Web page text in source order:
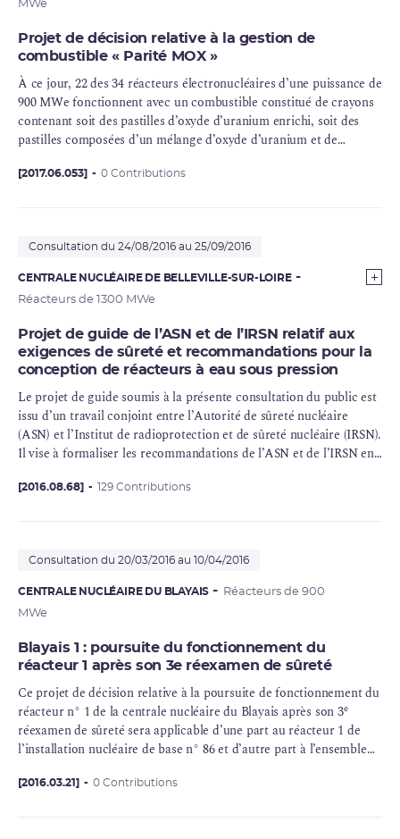
MWe
Projet de décision relative à la gestion de
combustible « Parité MOX »
À ce jour, 22 des 34 réacteurs électronucléaires d’une puissance de
900 MWe fonctionnent avec un combustible constitué de crayons
contenant soit des pastilles d’oxyde d’uranium enrichi, soit des
pastilles composées d’un mélange d’oxyde d’uranium et de
[2017.06.053] 0 Contributions
Consultation du 24/08/2016 au 25/09/2016
CENTRALE NUCLÉAIRE DE BELLEVILLE-SUR-LOIRE
Réacteurs de 1300 MWe
Projet de guide de l’ASN et de l’IRSN relatif aux
exigences de sûreté et recommandations pour la
conception de réacteurs à eau sous pression
Le projet de guide soumis à la présente consultation du public est
issu d’un travail conjoint entre l’Autorité de sûreté nucléaire
(ASN) et l’Institut de radioprotectionet de sûreté nucléaire (IRSN).
Il vise à formaliser les recommandations de l’ASN et de l’IRSN en
eau sous pression (REP).
[2016.08.68] 129 Contributions
Consultation du 20/03/2016 au 10/04/2016
CENTRALE NUCLÉAIRE DU BLAYAIS
Réacteurs de 900
MWe
Blayais 1 : poursuite du fonctionnement du
réacteur 1 après son 3e réexamen de sûreté
Ce projet de décision relative à la poursuite de fonctionnement du
réacteur n° 1 de la centrale nucléaire du Blayais après son 3e
réexamen de sûretésera applicable d’une part au réacteur 1 de
l’installation nucléaire de base n° 86 et d’autre part à l’ensemble
Anonyme (EDF-SA) sur la commune de Braud-et-Saint-Louis
[2016.03.21] 0 Contributions